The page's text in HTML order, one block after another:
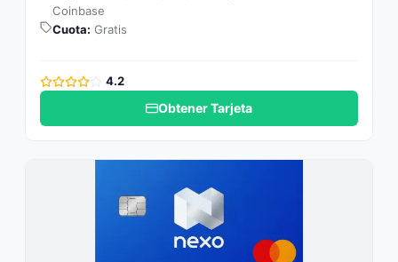
Coinbase
Cuota: Gratis
4.2
Obtener Tarjeta